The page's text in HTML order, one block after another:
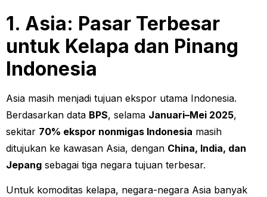
1. Asia: Pasar Terbesar
untuk Kelapa dan Pinang
Indonesia
Asia masih menjadi tujuan ekspor utama Indonesia.
Berdasarkan data BPS, selama Januari–Mei 2025,
sekitar 70% ekspor nonmigas Indonesia masih
ditujukan ke kawasan Asia, dengan China, India, dan
Jepang sebagai tiga negara tujuan terbesar.
Untuk komoditas kelapa, negara-negara Asia banyak